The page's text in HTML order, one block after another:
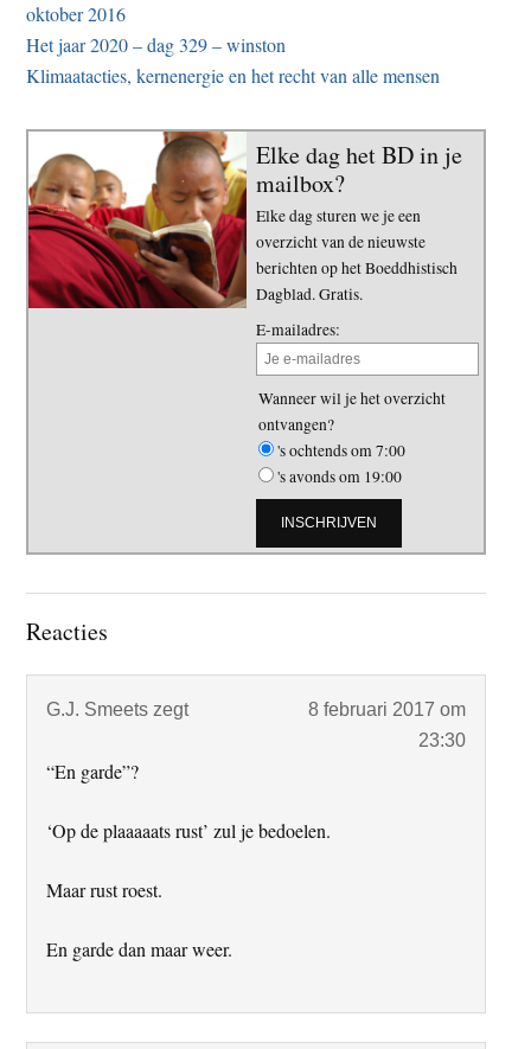
oktober 2016
Het jaar 2020 – dag 329 – winston
Klimaatacties, kernenergie en het recht van alle mensen
Elke dag het BD in je
mailbox?
Elke dag sturen we je een
overzicht van de nieuwste
berichten op het Boeddhistisch
Dagblad. Gratis.
E-mailadres:
Wanneer wil je het overzicht
ontvangen?
's ochtends om 7:00
's avonds om 19:00
Lees
Reacties
G.J. Smeets zegt
8 februari 2017 om
23:30
“En garde”?
‘Op de plaaaaats rust’ zul je bedoelen.
Maar rust roest.
En garde dan maar weer.